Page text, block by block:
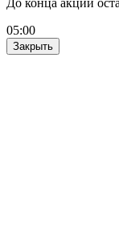
05:00
Закрыть